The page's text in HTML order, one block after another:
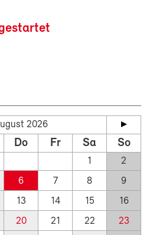
2026
Do Fr Sa So
1
2
6 7 8
9
13 14 15
16
20 21 22
23